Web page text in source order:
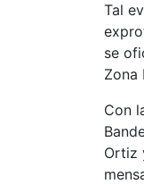
Tal
se
Zona
Con
Ortiz